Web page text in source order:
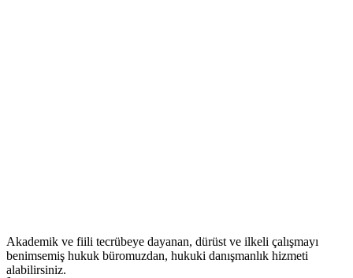
Akademik ve fiili tecrübeye dayanan, dürüst ve ilkeli çalışmayı
benimsemiş hukuk büromuzdan, hukuki danışmanlık hizmeti
alabilirsiniz.